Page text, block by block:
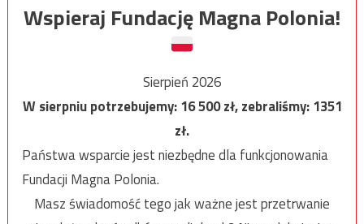
Wspieraj Fundację Magna Polonia!
Sierpień 2026
W sierpniu potrzebujemy:16 500zł, zebraliśmy:1351
zł.
Państwa wsparcie jest niezbędne dla funkcjonowania
Fundacji Magna Polonia.
Masz świadomość tego jak ważne jest przetrwanie